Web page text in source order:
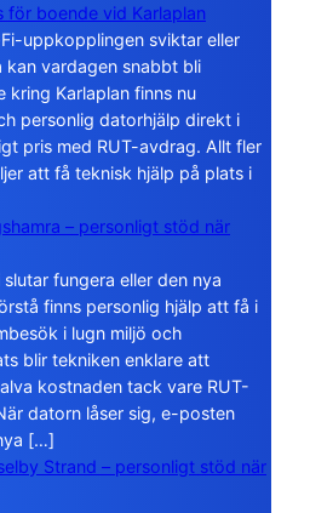
för boende vid Karlaplan
uppkopplingen sviktar eller
kan vardagen snabbt bli
kring Karlaplan finns nu
personlig datorhjälp direkt i
pris med RUT-avdrag. Allt fler
att få teknisk hjälp på plats i
– personligt stöd när
fungera eller den nya
finns personlig hjälp att få i
i lugn miljö och
blir tekniken enklare att
kostnaden tack vare RUT-
datorn låser sig, e-posten
[…]
Strand – personligt stöd när